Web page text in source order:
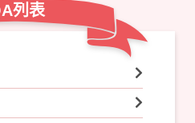
列表